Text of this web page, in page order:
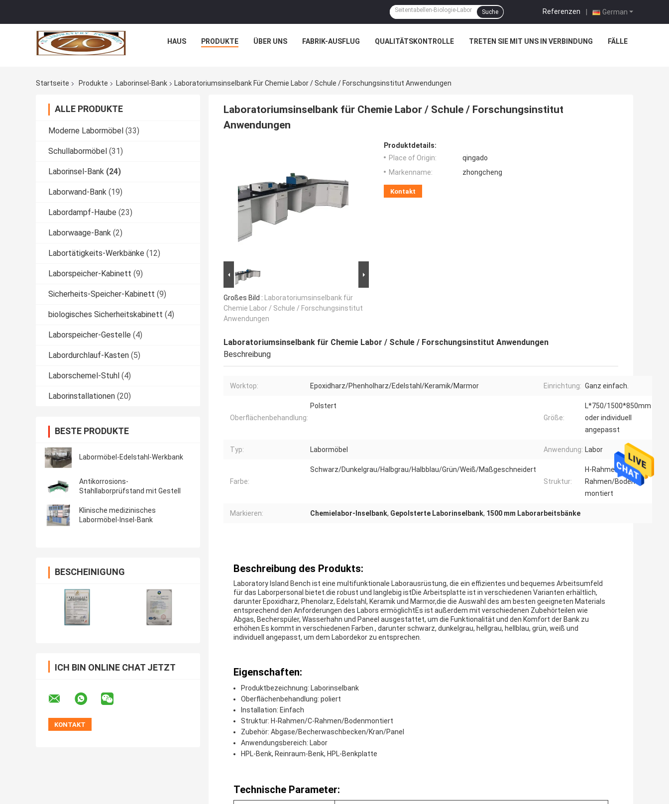
German
Referenzen |
Suche
HAUS PRODUKTE ÜBER UNS FABRIK-AUSFLUG QUALITÄTSKONTROLLE TRETEN SIE MIT UNS IN VERBINDUNG FÄLLE
Startseite Produkte Laborinsel-Bank Laboratoriumsinselbank Für Chemie Labor / Schule / Forschungsinstitut Anwendungen
ALLE PRODUKTE
Moderne Labormöbel (33)
Schullabormöbel (31)
Laborinsel-Bank (24)
Laborwand-Bank (19)
Labordampf-Haube (23)
Laborwaage-Bank (2)
Labortätigkeits-Werkbänke (12)
Laborspeicher-Kabinett (9)
Sicherheits-Speicher-Kabinett (9)
biologisches Sicherheitskabinett (4)
Laborspeicher-Gestelle (4)
Labordurchlauf-Kasten (5)
Laborschemel-Stuhl (4)
Laborinstallationen (20)
BESTE PRODUKTE
Labormöbel-Edelstahl-Werkbank
Antikorrosions-
Stahllaborprüfstand mit Gestell
Klinische medizinisches
Labormöbel-Insel-Bank
BESCHEINIGUNG
ICH BIN ONLINE CHAT JETZT
Laboratoriumsinselbank für Chemie Labor / Schule / Forschungsinstitut
Anwendungen
Großes Bild : Laboratoriumsinselbank für
Chemie Labor / Schule / Forschungsinstitut
Anwendungen
Produktdetails:
Place of Origin:
qingado
Markenname:
zhongcheng
Kontakt
Laboratoriumsinselbank für Chemie Labor / Schule / Forschungsinstitut Anwendungen
Beschreibung
Worktop: Epoxidharz/Phenholharz/Edelstahl/Keramik/Marmor Einrichtung: Ganz einfach.
Oberflächenbehandlung:
Polstert
Größe:
L*750/1500*850mm
oder individuell
angepasst
Typ: Labormöbel Anwendung: Labor
Farbe:
Schwarz/Dunkelgrau/Halbgrau/Halbblau/Grün/Weiß/Maßgeschneidert
Struktur:
H-Rahmen/C-
Rahmen/Boden
montiert
Markieren: Chemielabor-Inselbank, Gepolsterte Laborinselbank, 1500 mm Laborarbeitsbänke
Beschreibung des Produkts:
Laboratory Island Bench ist eine multifunktionale Laborausrüstung, die ein effizientes und bequemes Arbeitsumfeld
für das Laborpersonal bietet.die robust und langlebig istDie Arbeitsplatte ist in verschiedenen Varianten erhältlich,
darunter Epoxidharz, Phenolarz, Edelstahl, Keramik und Marmor,die die Auswahl des am besten geeigneten Materials
entsprechend den Anforderungen des Labors ermöglichtEs ist außerdem mit verschiedenen Zubehörteilen wie
Abgas, Becherspüler, Wasserhahn und Paneel ausgestattet, um die Funktionalität und den Komfort der Bank zu
erhöhen.Es kommt in verschiedenen Farben., darunter schwarz, dunkelgrau, hellgrau, hellblau, grün, weiß und
individuell angepasst, um dem Labordekor zu entsprechen.
Eigenschaften:
Produktbezeichnung: Laborinselbank
Oberflächenbehandlung: poliert
Installation: Einfach
Struktur: H-Rahmen/C-Rahmen/Bodenmontiert
Zubehör: Abgase/Becherwaschbecken/Kran/Panel
Anwendungsbereich: Labor
HPL-Benk, Reinraum-Benk, HPL-Benkplatte
Technische Parameter: